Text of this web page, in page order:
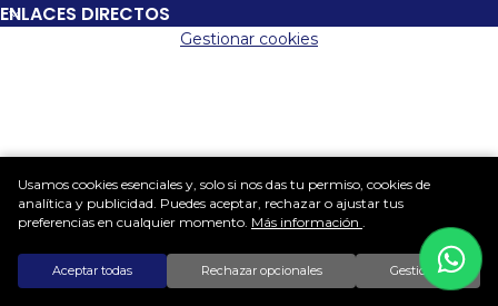
ENLACES DIRECTOS
Gestionar cookies
Usamos cookies esenciales y, solo si nos das tu permiso, cookies de
analítica y publicidad. Puedes aceptar, rechazar o ajustar tus
preferencias en cualquier momento. Más información .
Aceptar todas Rechazar opcionales Gestionar